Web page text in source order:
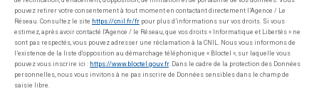
pouvez retirer votre consentement à tout moment en contactant directement l’Agence / Le
Réseau. Consultez le site https://cnil.fr/fr pour plus d’informations sur vos droits. Si vous
estimez, après avoir contacté l'Agence / le Réseau, que vos droits « Informatique et Libertés » ne
sont pas respectés, vous pouvez adresser une réclamation à la CNIL. Nous vous informons de
l’existence de la liste d'opposition au démarchage téléphonique « Bloctel », sur laquelle vous
pouvez vous inscrire ici : https://www.bloctel.gouv.fr. Dans le cadre de la protection des Données
personnelles, nous vous invitons à ne pas inscrire de Données sensibles dans le champ de
saisie libre.